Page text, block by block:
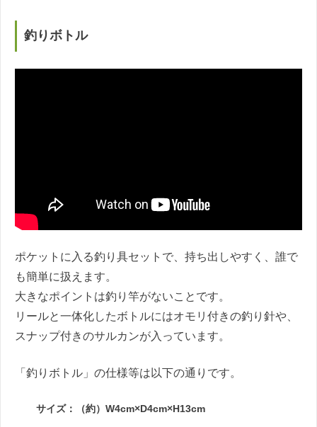
釣りボトル
ポケットに入る釣り具セットで、持ち出しやすく、誰で
も簡単に扱えます。
大きなポイントは釣り竿がないことです。
リールと一体化したボトルにはオモリ付きの釣り針や、
スナップ付きのサルカンが入っています。
「釣りボトル」の仕様等は以下の通りです。
サイズ：（約）W4cm×D4cm×H13cm